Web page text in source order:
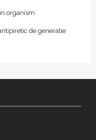
organism
de generatie